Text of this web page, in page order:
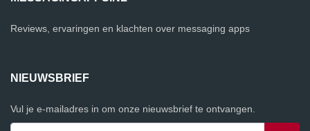
Reviews, ervaringen en klachten over messaging apps
NIEUWSBRIEF
Vul je e-mailadres in om onze nieuwsbrief te ontvangen.